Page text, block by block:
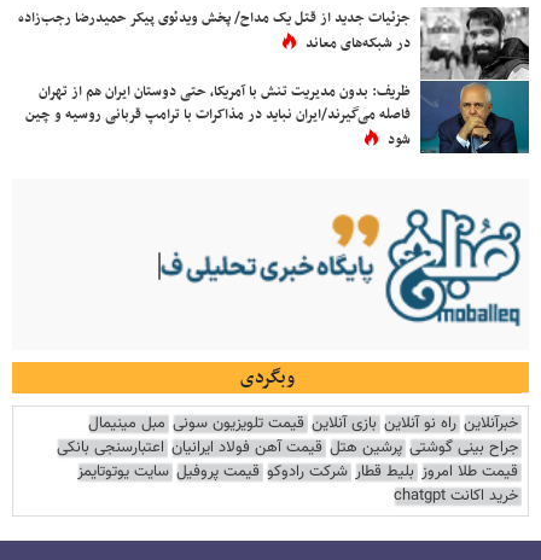
جزئیات جدید از قتل یک مداح/ پخش ویدئوی پیکر حمیدرضا رجب‌زاده
در شبکه‌های معاند
ظریف: بدون مدیریت تنش با آمریکا، حتی دوستان ایران هم از تهران
فاصله می‌گیرند/ایران نباید در مذاکرات با ترامپ قربانی روسیه و چین
شود
وبگردی
خبرآنلاین راه نو آنلاین بازی آنلاین قیمت تلویزیون سونی مبل مینیمال
جراح بینی گوشتی پرشین هتل قیمت آهن فولاد ایرانیان اعتبارسنجی بانکی
قیمت طلا امروز بلیط قطار شرکت رادوکو قیمت پروفیل سایت یوتوتایمز
خرید اکانت chatgpt